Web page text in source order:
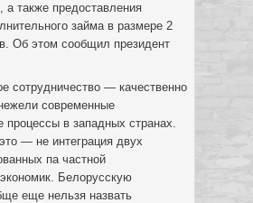
а также предоставления
займа в размере 2
Об этом сообщил президент
сотрудничество — качественно
современные
процессы в западных странах.
— не интеграция двух
па частной
Белорусскую
еще нельзя назвать